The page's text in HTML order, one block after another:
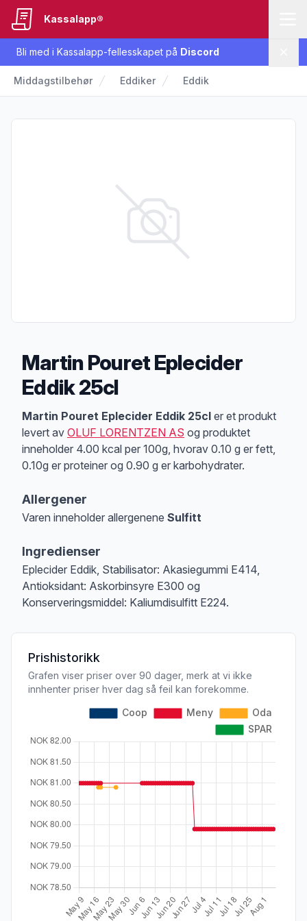
Bli med i Kassalapp-fellesskapet på Discord
Kassalapp®
Middagstilbehør Eddiker Eddik
Martin Pouret Eplecider
Eddik 25cl
Produktbeskrivelse
Martin Pouret Eplecider Eddik 25cl er et produkt
levert av OLUF LORENTZEN AS og produktet
inneholder 4.00 kcal per 100g, hvorav 0.10 g er fett,
0.10g er proteiner og 0.90 g er karbohydrater.
Allergener
Varen inneholder allergenene Sulfitt
Ingredienser
Eplecider Eddik, Stabilisator: Akasiegummi E414,
Antioksidant: Askorbinsyre E300 og
Konserveringsmiddel: Kaliumdisulfitt E224.
Prishistorikk
Grafen viser priser over 90 dager, merk at vi ikke
innhenter priser hver dag så feil kan forekomme.